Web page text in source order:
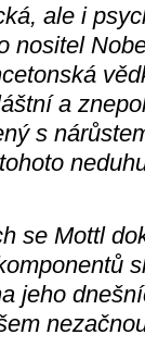
ale i
nositel
a
s
se Mottl
jeho